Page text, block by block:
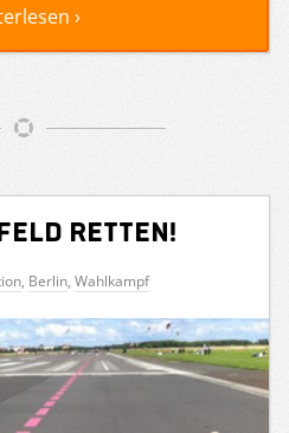
›
retten!
, Berlin, Wahlkampf